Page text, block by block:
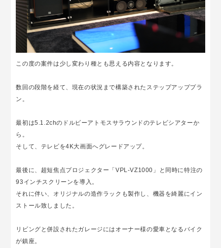
この度の案件は少し変わり種とも思える内容となります。
数回の段階を経て、現在の状況まで構築されたステップアッププラ
ン。
最初は5.1.2chのドルビーアトモスサラウンドのテレビシアターか
ら。
そして、テレビを4K大画面へグレードアップ。
最後に、超短焦点プロジェクター「VPL-VZ1000」と同時に特注の
93インチスクリーンを導入。
それに伴い、オリジナルの造作ラックも製作し、機器を綺麗にイン
ストール致しました。
リビングと併設されたガレージにはオーナー様の愛車となるバイク
が鎮座。